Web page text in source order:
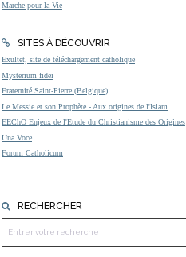
Marche pour la Vie
SITES À DÉCOUVRIR
Exultet, site de téléchargement catholique
Mysterium fidei
Fraternité Saint-Pierre (Belgique)
Le Messie et son Prophète - Aux origines de l'Islam
EEChO Enjeux de l'Etude du Christianisme des Origines
Una Voce
Forum Catholicum
RECHERCHER